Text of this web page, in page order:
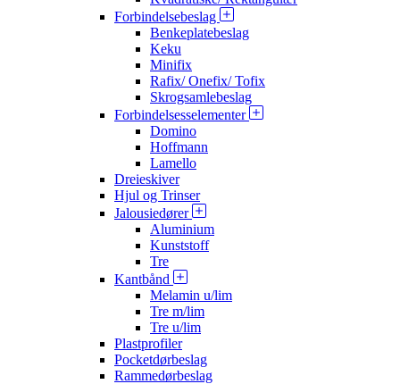
Forbindelsebeslag
Benkeplatebeslag
Keku
Minifix
Rafix/ Onefix/ Tofix
Skrogsamlebeslag
Forbindelsesselementer
Domino
Hoffmann
Lamello
Dreieskiver
Hjul og Trinser
Jalousiedører
Aluminium
Kunststoff
Tre
Kantbånd
Melamin u/lim
Tre m/lim
Tre u/lim
Plastprofiler
Pocketdørbeslag
Rammedørbeslag